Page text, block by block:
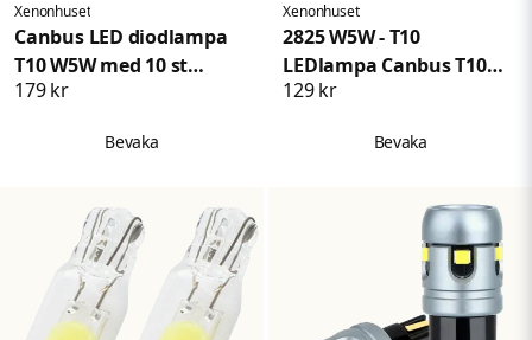
Xenonhuset
Canbus LED diodlampa
T10 W5W med 10 st
dioder xenonvit
179 kr
Bevaka
Xenonhuset
2825 W5W - T10
LEDlampa Canbus T10
6000K
129 kr
Bevaka